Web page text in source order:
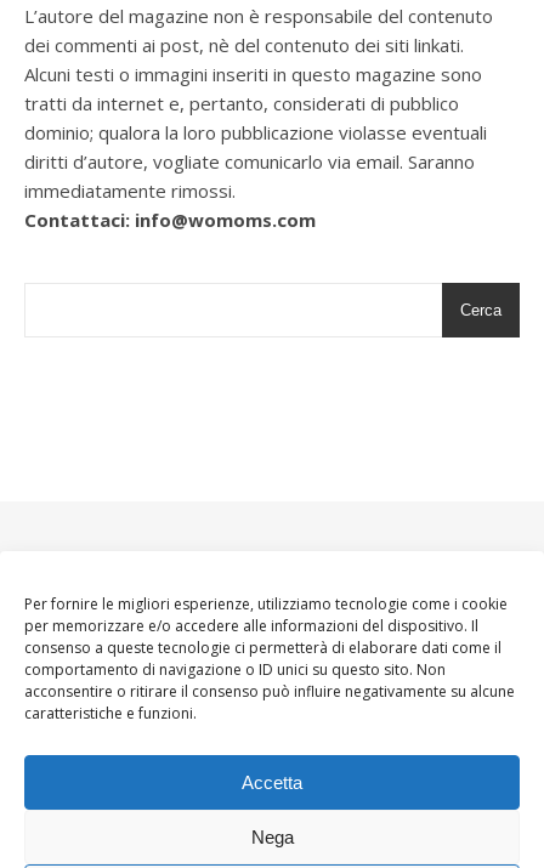
Per fornire le migliori esperienze, utilizziamo tecnologie come i cookie
per memorizzare e/o accedere alle informazioni del dispositivo. Il
consenso a queste tecnologie ci permetterà di elaborare dati come il
comportamento di navigazione o ID unici su questo sito. Non
acconsentire o ritirare il consenso può influire negativamente su alcune
caratteristiche e funzioni.
Accetta
Nega
L’autore del magazine non è responsabile del contenuto
dei commenti ai post, nè del contenuto dei siti linkati.
Alcuni testi o immagini inseriti in questo magazine sono
tratti da internet e, pertanto, considerati di pubblico
dominio; qualora la loro pubblicazione violasse eventuali
diritti d’autore, vogliate comunicarlo via email. Saranno
immediatamente rimossi.
Contattaci: info@womoms.com
Cerca